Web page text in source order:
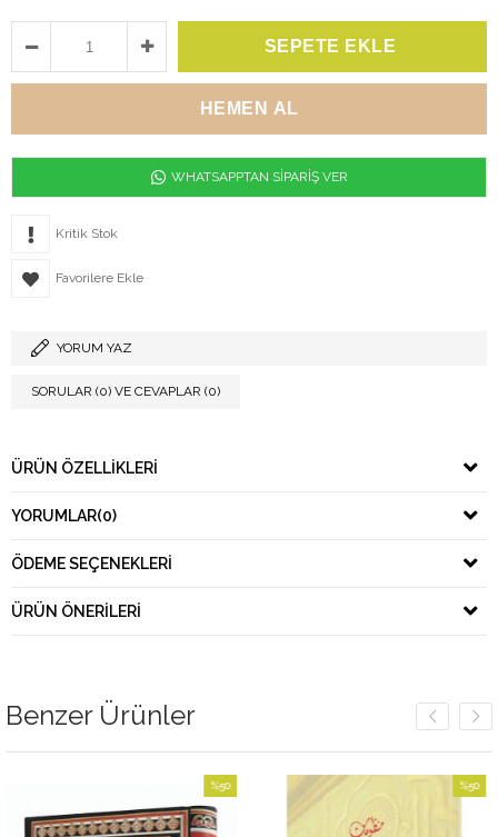
WHATSAPPTAN SİPARİŞ VER
Kritik Stok
Favorilere Ekle
YORUM YAZ
SORULAR (0) VE CEVAPLAR (0)
ÜRÜN ÖZELLIKLERI
YORUMLAR(0)
ÖDEME SEÇENEKLERI
ÜRÜN ÖNERILERI
Benzer Ürünler
İndirim
%50İndirim
%50İndirim